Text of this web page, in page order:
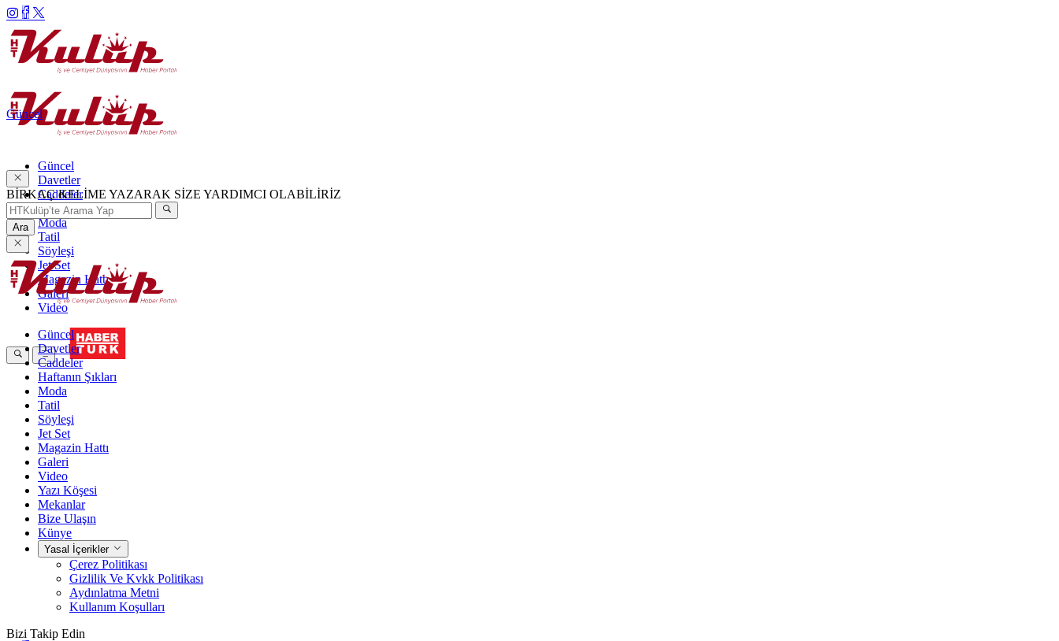
Güncel
Davetler
Caddeler
Haftanın Şıkları
Moda
Tatil
Söyleşi
Jet Set
Magazin Hattı
Galeri
Video
Güncel
BİRKAÇ KELİME YAZARAK SİZE YARDIMCI OLABİLİRİZ
Ara
Güncel
Davetler
Caddeler
Haftanın Şıkları
Moda
Tatil
Söyleşi
Jet Set
Magazin Hattı
Galeri
Video
Yazı Köşesi
Mekanlar
Bize Ulaşın
Künye
Yasal İçerikler
Çerez Politikası
Gizlilik Ve Kvkk Politikası
Aydınlatma Metni
Kullanım Koşulları
Bizi Takip Edin